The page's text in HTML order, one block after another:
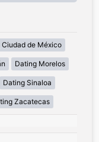
Ciudad de México
Dating Morelos
Dating Sinaloa
Zacatecas